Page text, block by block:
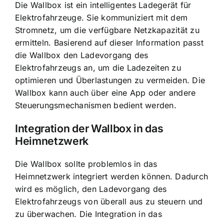
Die Wallbox ist ein intelligentes Ladegerät für
Elektrofahrzeuge. Sie kommuniziert mit dem
Stromnetz, um die verfügbare Netzkapazität zu
ermitteln. Basierend auf dieser Information passt
die Wallbox den Ladevorgang des
Elektrofahrzeugs an, um die Ladezeiten zu
optimieren und Überlastungen zu vermeiden. Die
Wallbox kann auch über eine App oder andere
Steuerungsmechanismen bedient werden.
Integration der Wallbox in das
Heimnetzwerk
Die Wallbox sollte problemlos in das
Heimnetzwerk integriert werden können. Dadurch
wird es möglich, den Ladevorgang des
Elektrofahrzeugs von überall aus zu steuern und
zu überwachen. Die Integration in das